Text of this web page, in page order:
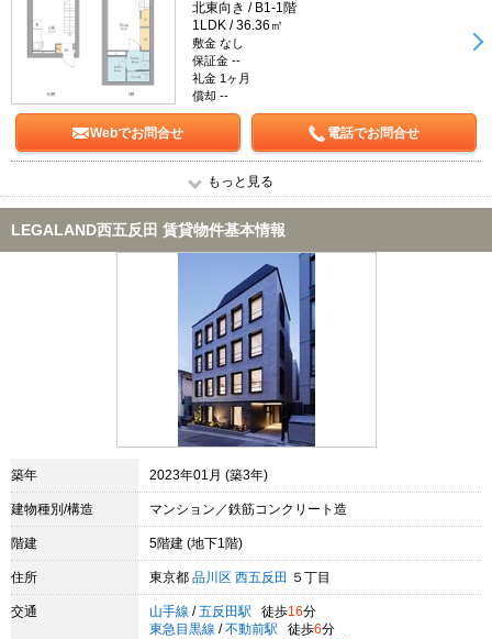
北東向き / B1-1階
1LDK / 36.36㎡
敷金 なし
保証金 --
礼金 1ヶ月
償却 --
Webでお問合せ 電話でお問合せ
もっと見る
LEGALAND西五反田 賃貸物件基本情報
築年 2023年01月 (築3年)
建物種別/構造 マンション／鉄筋コンクリート造
階建 5階建 (地下1階)
住所 東京都 品川区 西五反田 ５丁目
交通 山手線 / 五反田駅 徒歩16分
東急目黒線 / 不動前駅 徒歩6分